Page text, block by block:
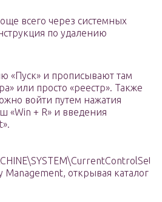
всего через системных
по удалению
«Пуск» и прописывают там
или просто «реестр». Также
войти путем нажатия
«Win + R» и введения
открывая каталог